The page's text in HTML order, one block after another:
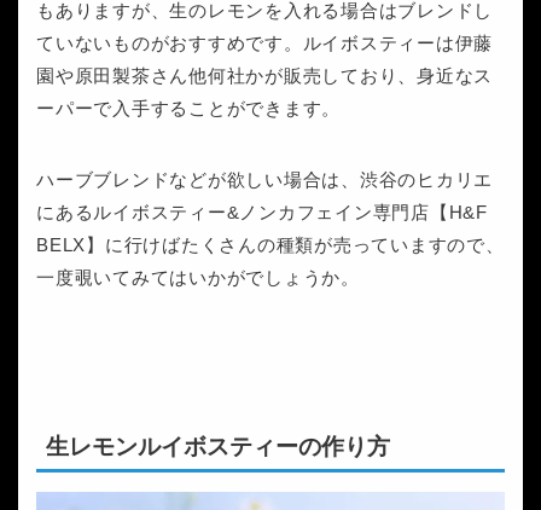
もありますが、生のレモンを入れる場合はブレンドし
ていないものがおすすめです。ルイボスティーは伊藤
園や原田製茶さん他何社かが販売しており、身近なス
ーパーで入手することができます。
ハーブブレンドなどが欲しい場合は、渋谷のヒカリエ
にあるルイボスティー&ノンカフェイン専門店【H&F
BELX】に行けばたくさんの種類が売っていますので、
一度覗いてみてはいかがでしょうか。
生レモンルイボスティーの作り方